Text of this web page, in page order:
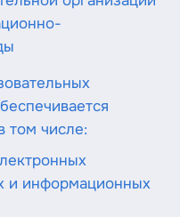
том числе:
и информационных